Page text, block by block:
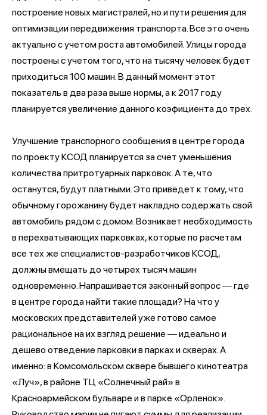
построение новых магистралей, но и пути решения для
оптимизации передвижения транспорта. Все это очень
актуально с учетом роста автомобилей. Улицы города
построены с учетом того, что на тысячу человек будет
приходиться 100 машин. В данный момент этот
показатель в два раза выше нормы, а к 2017 году
планируется увеличение данного коэфициента до трех.
Улучшение транспорного сообщения в центре города
по проекту КСОД планируется за счет уменьшения
количества притротуарных парковок. А те, что
останутся, будут платными. Это приведет к тому, что
обычному горожанину будет накладно содержать свой
автомобиль рядом с домом. Возникает необходимость
в перехватывающих парковках, которые по расчетам
все тех же специалистов-разработчиков КСОД,
должны вмещать до четырех тысяч машин
одновременно. Напрашивается законный вопрос — где
в центре города найти такие площади? На что у
московских представителей уже готово самое
рациональное на их взгляд решение — идеально и
дешево отведение парковки в парках и скверах. А
именно: в Комсомольском сквере бывшего кинотеатра
«Луч», в районе ТЦ «Солнечный рай» в
Красноармейском бульваре и в парке «Орленок».